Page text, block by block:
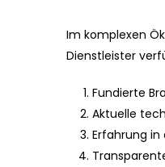
Im komplexen
Dienstleister
Fundierte
Aktuelle
Erfahrung